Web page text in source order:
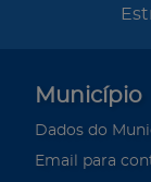
Município
Dados do
Email para